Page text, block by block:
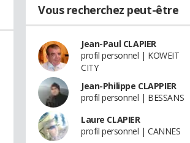
Vous recherchez peut-être
Jean-Paul CLAPIER
profil personnel | KOWEIT
CITY
Jean-Philippe CLAPPIER
profil personnel | BESSANS
Laure CLAPIER
profil personnel | CANNES